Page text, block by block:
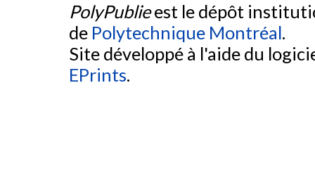
PolyPublieest le dépôt
de Polytechnique Montréal.
Site développé à l'aide du
EPrints.